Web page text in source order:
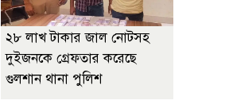
২৮ লাখ টাকার জাল নোটসহ
দুইজনকে গ্রেফতার করেছে
গুলশান থানা পুলিশ